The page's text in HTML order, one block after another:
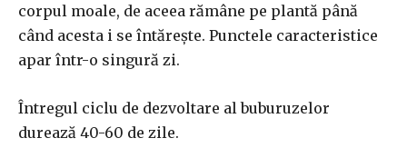
corpul moale, de aceea rămâne pe plantă până
când acesta i se întăreşte. Punctele caracteristice
apar într-o singură zi.
Întregul ciclu de dezvoltare al buburuzelor
durează 40-60 de zile.